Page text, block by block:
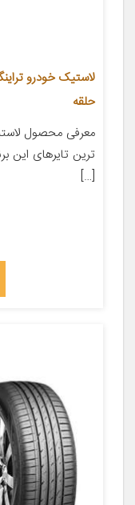
حلقه
ترین تایرهای این
[…]